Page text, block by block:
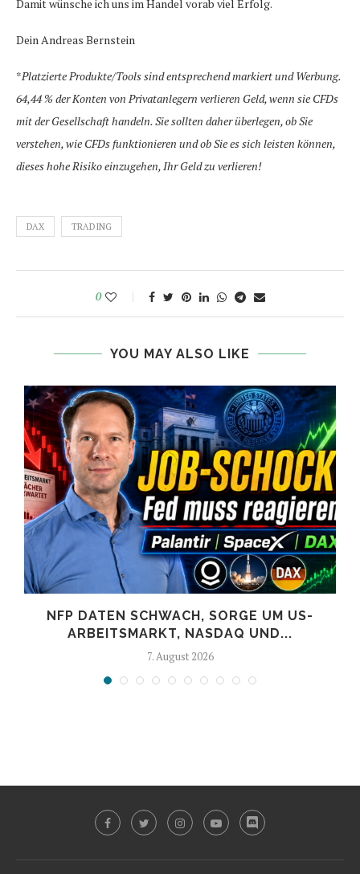
Damit wünsche ich uns im Handel vorab viel Erfolg.
Dein Andreas Bernstein
*Platzierte Produkte/Tools sind entsprechend markiert und Werbung.
64,44 % der Konten von Privatanlegern verlieren Geld, wenn sie CFDs
mit der Gesellschaft handeln. Sie sollten daher überlegen, ob Sie
verstehen, wie CFDs funktionieren und ob Sie es sich leisten können,
dieses hohe Risiko einzugehen, Ihr Geld zu verlieren!
DAX TRADING
0
YOU MAY ALSO LIKE
NFP DATEN SCHWACH, SORGE UM US-
ARBEITSMARKT, NASDAQ UND...
7. August 2026